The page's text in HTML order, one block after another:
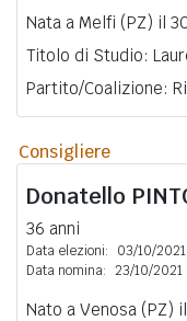
Nata a Melfi (PZ) il
Titolo di Studio:
Partito/Coalizione:
Consigliere
Donatello
36 anni
Data elezioni:
03/10/2021
Data nomina: 23/10/2021
Nato a Venosa (PZ)